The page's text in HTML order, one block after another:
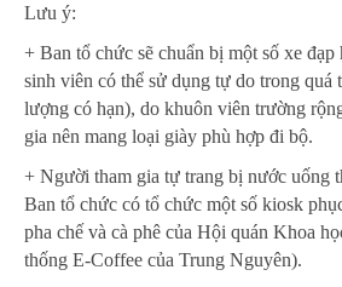
Lưu ý:
+ Ban tổ chức sẽ chuẩn bị một số xe đạp
sinh viên có thể sử dụng tự do trong quá
lượng có hạn), do khuôn viên trường
gia nên mang loại giày phù hợp đi bộ.
+ Người tham gia tự trang bị nước uống
Ban tổ chức có tổ chức một số kiosk
pha chế và cà phê của Hội quán Khoa
thống E-Coffee của Trung Nguyên).